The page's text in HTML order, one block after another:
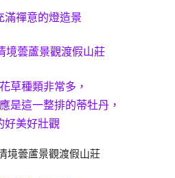
滿禪意的燈造景
草種類非常多，
是這一整排的蒂牡丹，
好美好壯觀